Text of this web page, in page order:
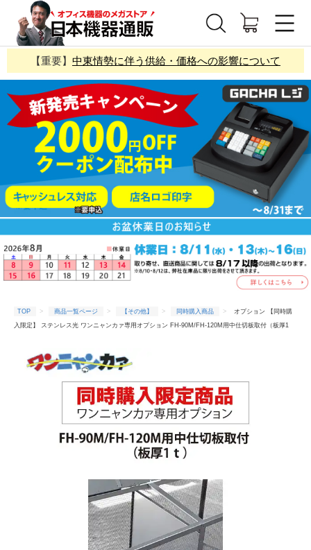
【重要】 中東情勢に伴う供給・価格への影響について
TOP 商品一覧ページ 【その他】 同時購入商品
オプション 【同時購
入限定】 ステンレス光 ワンニャンカァ専用オプション FH-90M/FH-120M用中仕切板取付（板厚1